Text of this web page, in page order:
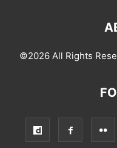
©2026 All Rights